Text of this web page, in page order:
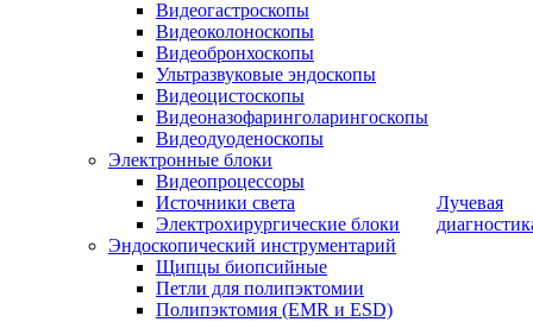
Видеогастроскопы
Видеоколоноскопы
Видеобронхоскопы
Ультразвуковые эндоскопы
Видеоцистоскопы
Видеоназофаринголарингоскопы
Видеодуоденоскопы
Электронные блоки
Видеопроцессоры
Источники света
Электрохирургические блоки
Эндоскопический инструментарий
Щипцы биопсийные
Петли для полипэктомии
Полипэктомия (EMR и ESD)
Лучевая